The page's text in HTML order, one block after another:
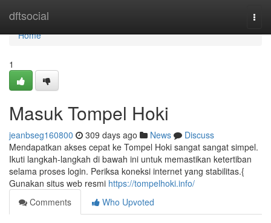
dftsocial
Home
Home
1
Masuk Tompel Hoki
jeanbseg160800 309 days ago News
Discuss
Mendapatkan akses cepat ke Tompel Hoki sangat sangat simpel.
Ikuti langkah-langkah di bawah ini untuk memastikan ketertiban
selama proses login. Periksa koneksi internet yang stabilitas.{
Gunakan situs web resmi https://tompelhoki.info/
Comments
Who Upvoted